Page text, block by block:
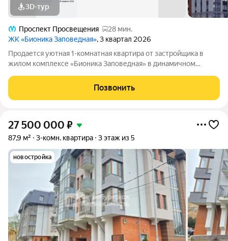
3D-тур
Проспект Просвещения
28 мин.
ЖК «Бионика Заповедная», 3 квартал 2026
Продается уютная 1-комнатная квартира от застройщика в
жилом комплексе «Бионика Заповедная» в динамичном
транспорте всего за 11 минут. Удобная, классическая,
функциональная европланировка, большая
Позвонить
27 500 000 ₽
87,9 м² 3-комн. квартира 3 этаж из 5
новостройка